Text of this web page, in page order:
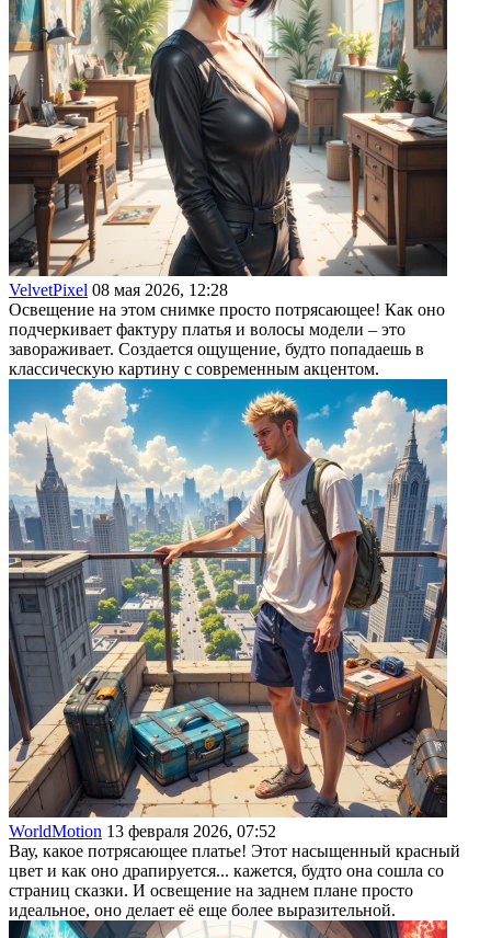
VelvetPixel 08 мая 2026, 12:28
Освещение на этом снимке просто потрясающее! Как оно
подчеркивает фактуру платья и волосы модели – это
завораживает. Создается ощущение, будто попадаешь в
классическую картину с современным акцентом.
WorldMotion 13 февраля 2026, 07:52
Вау, какое потрясающее платье! Этот насыщенный красный
цвет и как оно драпируется... кажется, будто она сошла со
страниц сказки. И освещение на заднем плане просто
идеальное, оно делает её еще более выразительной.